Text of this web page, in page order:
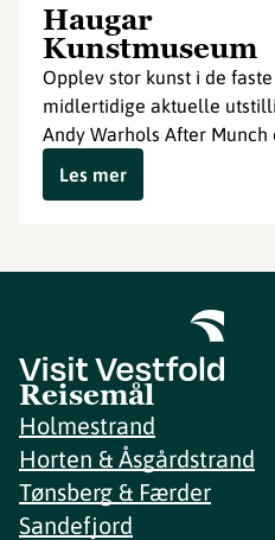
Haugar
Kunstmuseum
Opplev stor kunst i de
midlertidige aktuelle
Andy Warhols After Munch
Les mer
Reisemål
Holmestrand
Horten & Åsgårdstrand
Tønsberg & Færder
Sandefjord